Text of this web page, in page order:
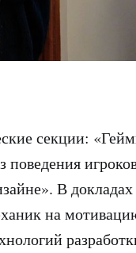
секции:
поведения
В
на